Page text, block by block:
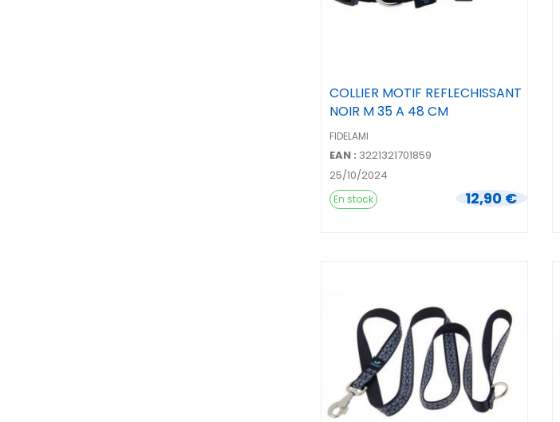
COLLIER MOTIF REFLECHISSANT
NOIR M 35 A 48 CM
FIDELAMI
EAN : 3221321701859
25/10/2024
12,90 €
En stock